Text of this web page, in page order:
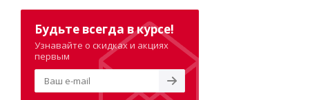
Будьте всегда в курсе!
Узнавайте о скидках и акциях
первым